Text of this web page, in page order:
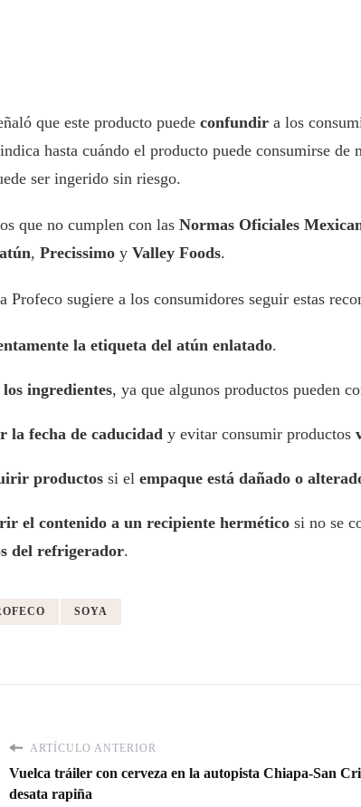
que este producto puede confundir a los
hasta cuándo el producto puede consumirse
ser ingerido sin riesgo.
que no cumplen con las Normas Oficiales
, Precissimo y Valley Foods.
Profeco sugiere a los consumidores seguir estas
la etiqueta del atún enlatado.
ingredientes, ya que algunos productos pueden
la fecha de caducidad y evitar consumir productos
productos si el empaque está dañado o
el contenido a un recipiente hermético si no se
del refrigerador.
SOYA
ARTÍCULO ANTERIOR
Vuelca tráiler con cerveza en la autopista Chiapa-San
desata rapiña